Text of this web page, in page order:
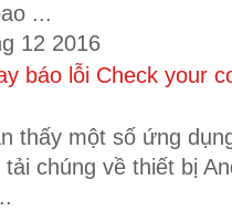
...
12 2016
báo lỗi Check your
thấy một số ứng
chúng về thiết bị